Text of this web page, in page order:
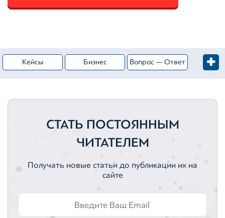
Кейсы Бизнес Вопрос — Ответ
Активы
Нематериальные активы Вебинары
Автотранспортные средства
СТАТЬ ПОСТОЯННЫМ
ЧИТАТЕЛЕМ
Получать новые статьи до публикации их на
сайте